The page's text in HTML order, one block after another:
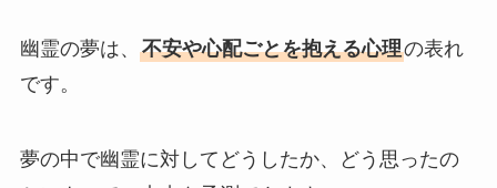
幽霊の夢は、 不安や心配ごとを抱える心理の表れ
です。
夢の中で幽霊に対してどうしたか、どう思ったの